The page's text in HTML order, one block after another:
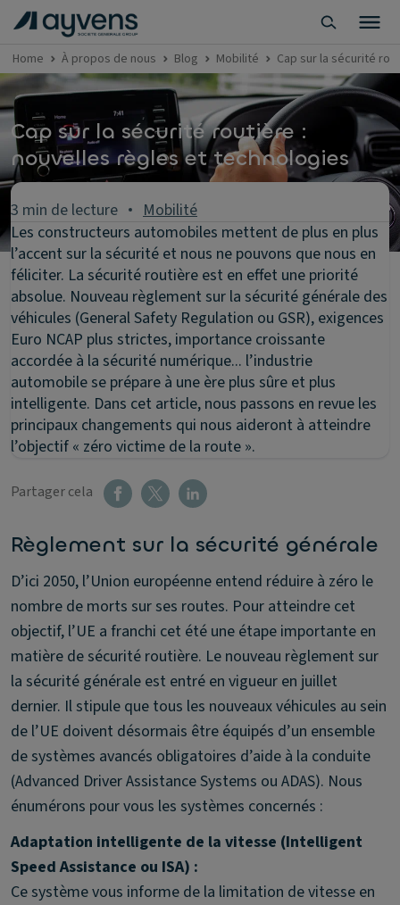
Home À propos de nous Blog Mobilité Cap sur la sécurité
Cap sur la sécurité routière :
nouvelles règles et technologies
3 min de lecture
Mobilité
Les constructeurs automobiles mettent de plus en plus
l’accent sur la sécurité et nous ne pouvons que nous en
féliciter. La sécurité routière est en effet une priorité
absolue. Nouveau règlement sur la sécurité générale des
véhicules (General Safety Regulation ou GSR), exigences
Euro NCAP plus strictes, importance croissante
accordée à la sécurité numérique... l’industrie
automobile se prépare à une ère plus sûre et plus
intelligente. Dans cet article, nous passons en revue les
principaux changements qui nous aideront à atteindre
l’objectif « zéro victime de la route ».
Partager cela
Règlement sur la sécurité générale
D’ici 2050, l’Union européenne entend réduire à zéro le
nombre de morts sur ses routes. Pour atteindre cet
objectif, l’UE a franchi cet été une étape importante en
matière de sécurité routière. Le nouveau règlement sur
la sécurité générale est entré en vigueur en juillet
dernier. Il stipule que tous les nouveaux véhicules au sein
de l’UE doivent désormais être équipés d’un ensemble
de systèmes avancés obligatoires d’aide à la conduite
(Advanced Driver Assistance Systems ou ADAS). Nous
énumérons pour vous les systèmes concernés :
Adaptation intelligente de la vitesse (Intelligent
Speed Assistance ou ISA) :
Ce système vous informe de la limitation de vitesse en